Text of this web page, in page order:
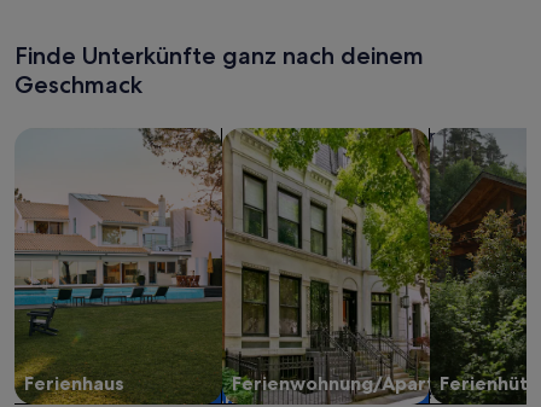
Finde Unterkünfte ganz nach deinem
Geschmack
Ferienhaus
Suche nach Ferienhäusern
Ferienwohnung/Apartment
Suche nach Ferienwohnungen oder
Suche nach